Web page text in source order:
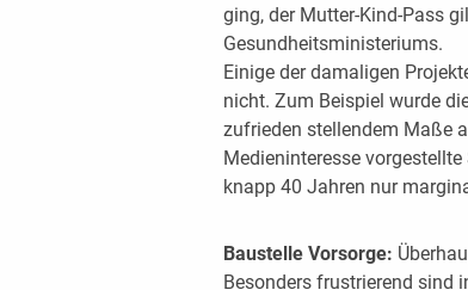
ging, der Mutter-Kind-Pass
Gesundheitsministeriums.
Einige der damaligen
nicht. Zum Beispiel wurde
zufrieden stellendem Maße
Medieninteresse
knapp 40 Jahren nur
Baustelle Vorsorge:
Besonders frustrierend sind